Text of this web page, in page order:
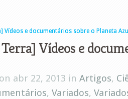
Terra] Vídeos e
on abr 22, 2013 in Artigos,
, Variados,